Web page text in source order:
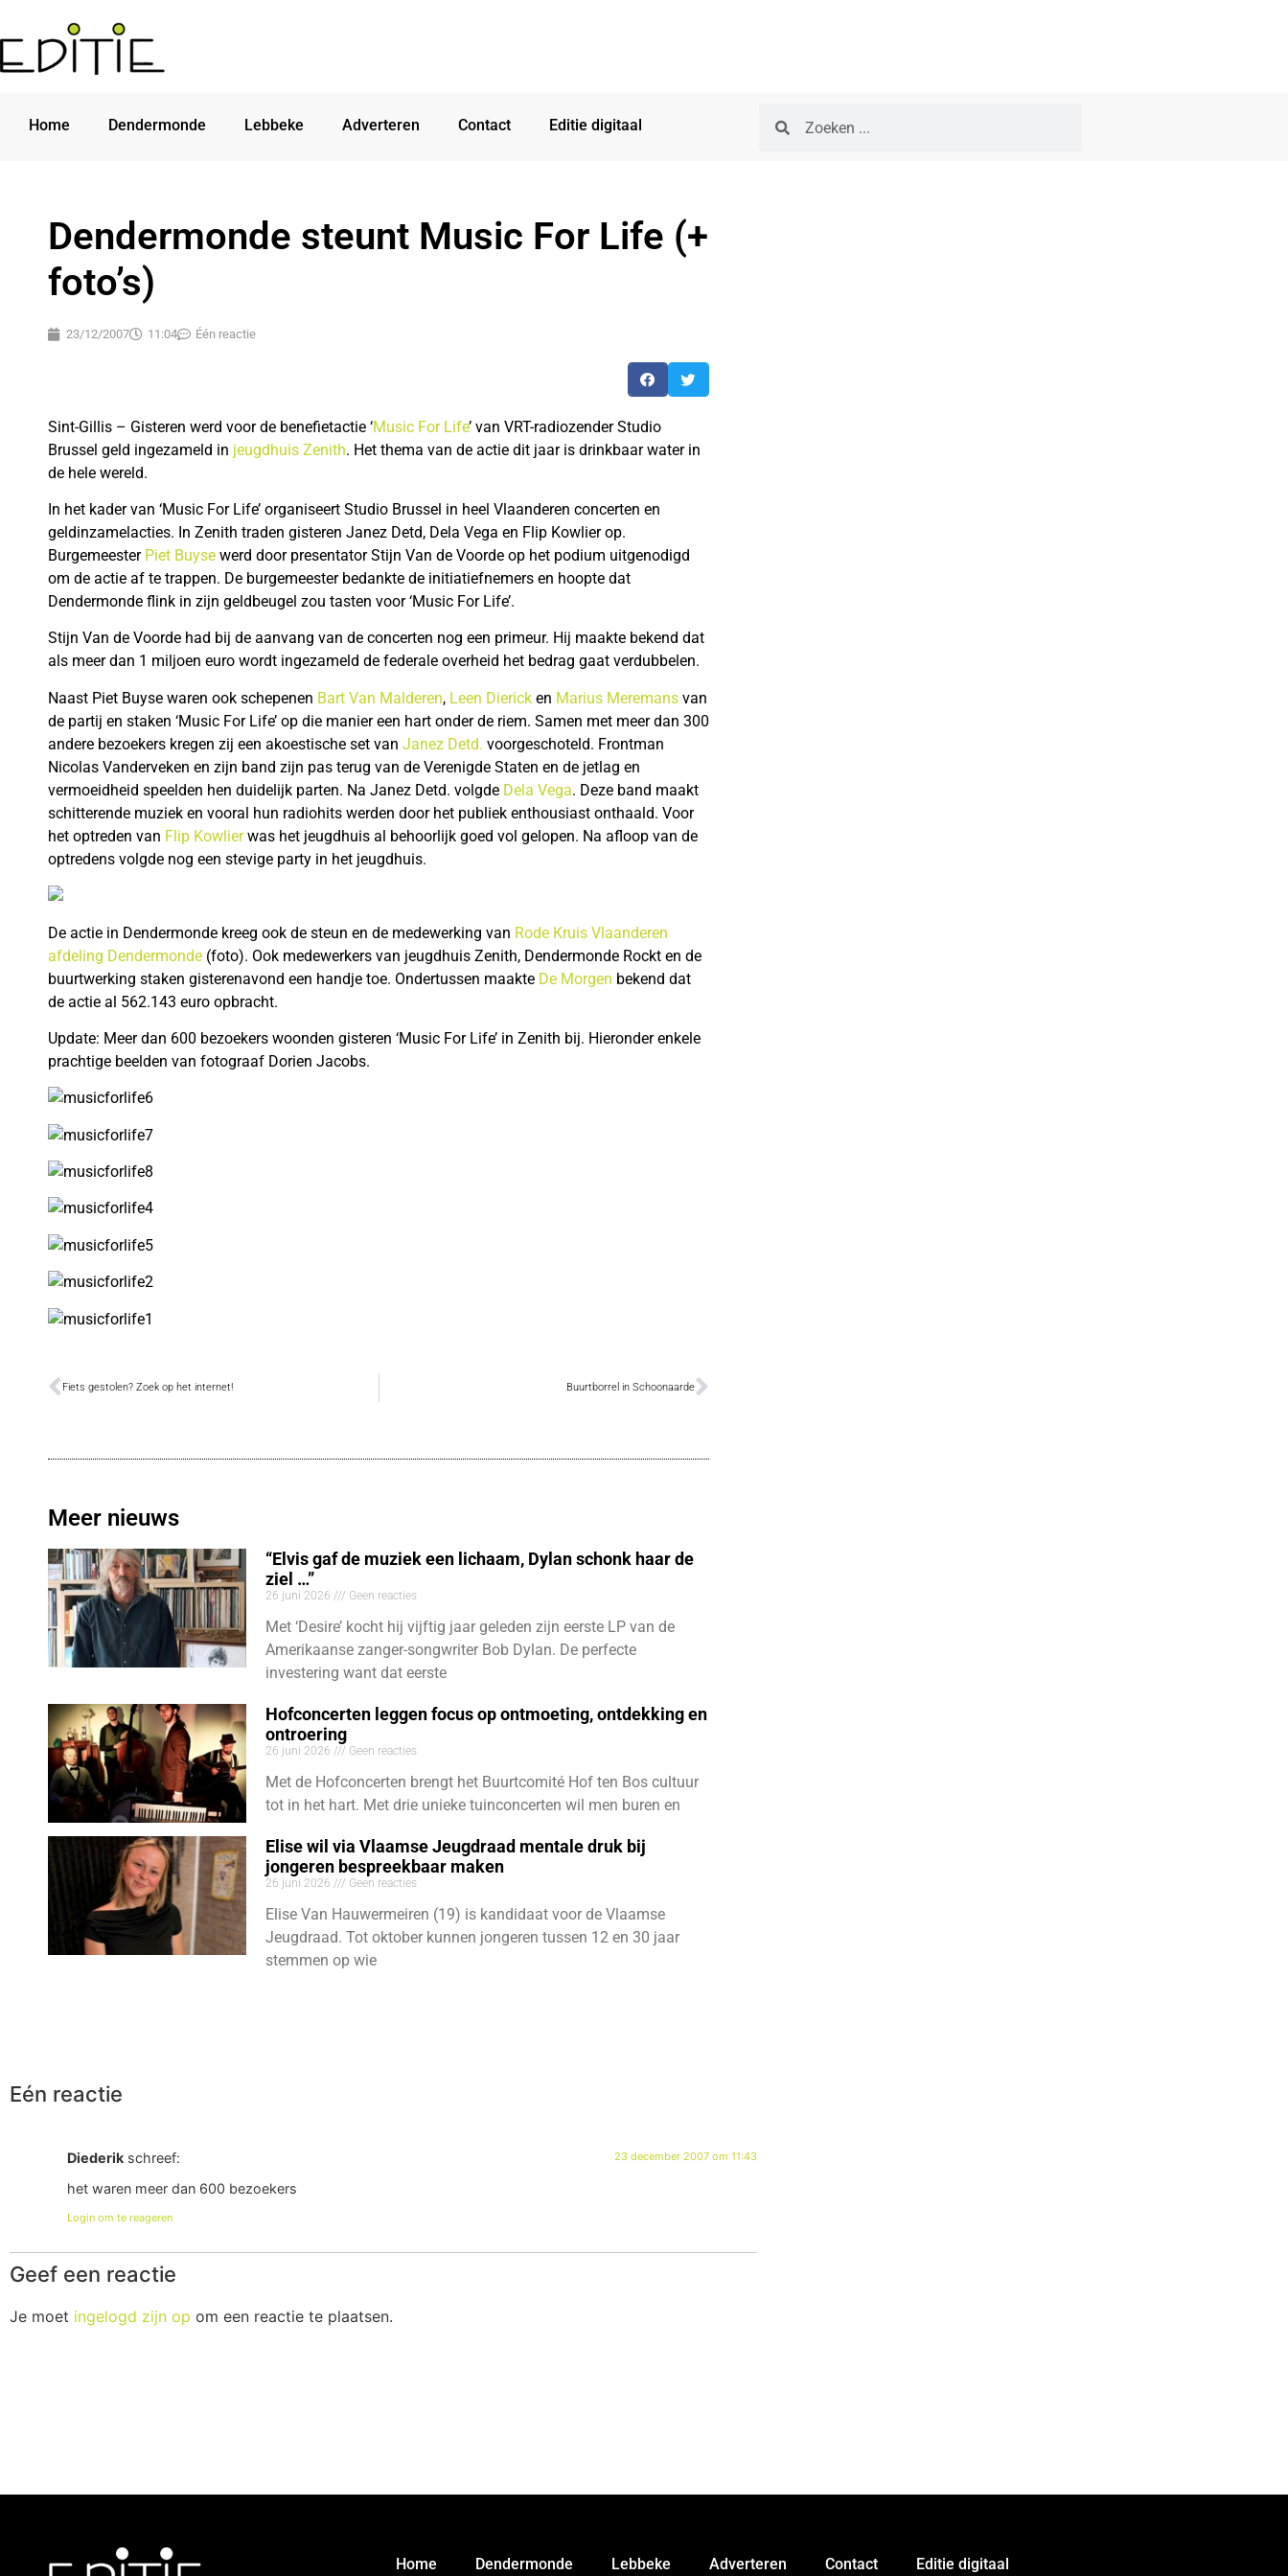
Home Dendermonde Lebbeke Adverteren Contact Editie digitaal
Dendermonde steunt Music For Life (+
foto’s)
23/12/2007 11:04 Één reactie
Sint-Gillis – Gisteren werd voor de benefietactie ‘Music For Life’ van VRT-radiozender Studio
Brussel geld ingezameld in jeugdhuis Zenith. Het thema van de actie dit jaar is drinkbaar water in
de hele wereld.
In het kader van ‘Music For Life’ organiseert Studio Brussel in heel Vlaanderen concerten en
geldinzamelacties. In Zenith traden gisteren Janez Detd, Dela Vega en Flip Kowlier op.
Burgemeester Piet Buyse werd door presentator Stijn Van de Voorde op het podium uitgenodigd
om de actie af te trappen. De burgemeester bedankte de initiatiefnemers en hoopte dat
Dendermonde flink in zijn geldbeugel zou tasten voor ‘Music For Life’.
Stijn Van de Voorde had bij de aanvang van de concerten nog een primeur. Hij maakte bekend dat
als meer dan 1 miljoen euro wordt ingezameld de federale overheid het bedrag gaat verdubbelen.
Naast Piet Buyse waren ook schepenen Bart Van Malderen, Leen Dierick en Marius Meremans van
de partij en staken ‘Music For Life’ op die manier een hart onder de riem. Samen met meer dan 300
andere bezoekers kregen zij een akoestische set van Janez Detd. voorgeschoteld. Frontman
Nicolas Vanderveken en zijn band zijn pas terug van de Verenigde Staten en de jetlag en
vermoeidheid speelden hen duidelijk parten. Na Janez Detd. volgde Dela Vega. Deze band maakt
schitterende muziek en vooral hun radiohits werden door het publiek enthousiast onthaald. Voor
het optreden van Flip Kowlierwas het jeugdhuis al behoorlijk goed vol gelopen. Na afloop van de
optredens volgde nog een stevige party in het jeugdhuis.
De actie in Dendermonde kreeg ook de steun en de medewerking van Rode Kruis Vlaanderen
afdeling Dendermonde (foto). Ook medewerkers van jeugdhuis Zenith, Dendermonde Rockt en de
buurtwerking staken gisterenavond een handje toe. Ondertussen maakte De Morgen bekend dat
de actie al 562.143 euro opbracht.
Update: Meer dan 600 bezoekers woonden gisteren ‘Music For Life’ in Zenith bij. Hieronder enkele
prachtige beelden van fotograaf Dorien Jacobs.
Fiets gestolen? Zoek op het internet! Buurtborrel in Schoonaarde
Meer nieuws
“Elvis gaf de muziek een lichaam, Dylan schonk haar de
ziel …”
26 juni 2026 Geen reacties
Met ‘Desire’ kocht hij vijftig jaar geleden zijn eerste LP van de
Amerikaanse zanger-songwriter Bob Dylan. De perfecte
investering want dat eerste
Hofconcerten leggen focus op ontmoeting, ontdekking en
ontroering
26 juni 2026 Geen reacties
Met de Hofconcerten brengt het Buurtcomité Hof ten Bos cultuur
tot in het hart. Met drie unieke tuinconcerten wil men buren en
Elise wil via Vlaamse Jeugdraad mentale druk bij
jongeren bespreekbaar maken
26 juni 2026 Geen reacties
Elise Van Hauwermeiren (19) is kandidaat voor de Vlaamse
Jeugdraad. Tot oktober kunnen jongeren tussen 12 en 30 jaar
stemmen op wie
Eén reactie
Diederik schreef: 23 december 2007 om 11:43
het waren meer dan 600 bezoekers
Login om te reageren
Geef een reactie
Je moet ingelogd zijn op om een reactie te plaatsen.
Home Dendermonde Lebbeke Adverteren Contact Editie digitaal